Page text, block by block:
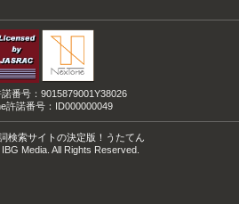
番号：9015879001Y38026
許諾番号：ID000000049
検索サイトの決定版！うたてん
Media. All Rights Reserved.